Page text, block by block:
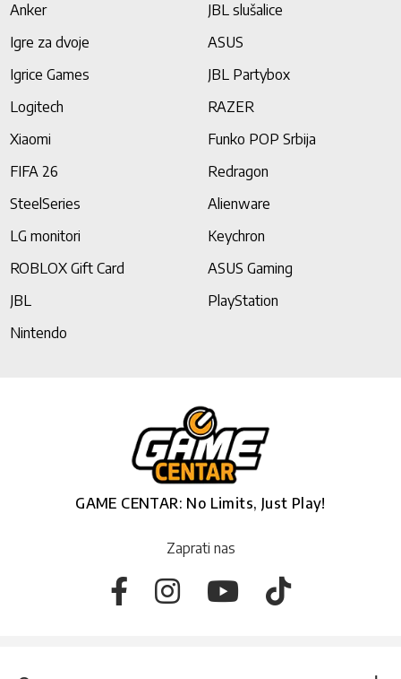
Anker
JBL slušalice
Igre za dvoje
ASUS
Igrice Games
JBL Partybox
Logitech
RAZER
Xiaomi
Funko POP Srbija
FIFA 26
Redragon
SteelSeries
Alienware
LG monitori
Keychron
ROBLOX Gift Card
ASUS Gaming
JBL
PlayStation
Nintendo
GAME CENTAR: No Limits, Just Play!
Zaprati nas